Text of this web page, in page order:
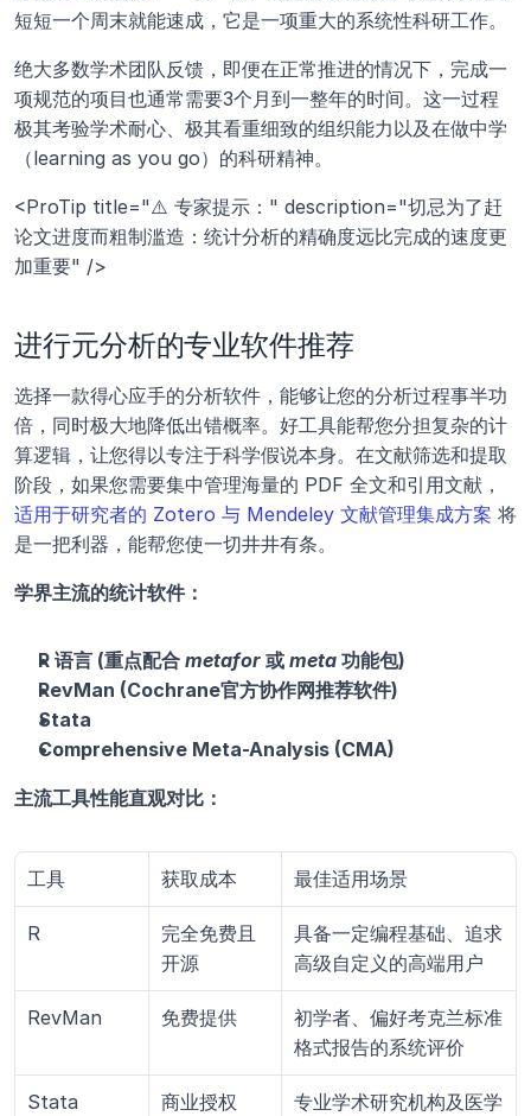
短短一个周末就能速成，它是一项重大的系统性科研工作。
绝大多数学术团队反馈，即便在正常推进的情况下，完成一
项规范的项目也通常需要3个月到一整年的时间。这一过程
极其考验学术耐心、极其看重细致的组织能力以及在做中学
（learning as you go）的科研精神。
<ProTip title="⚠️ 专家提示：" description="切忌为了赶
论文进度而粗制滥造：统计分析的精确度远比完成的速度更
加重要" />
进行元分析的专业软件推荐
选择一款得心应手的分析软件，能够让您的分析过程事半功
倍，同时极大地降低出错概率。好工具能帮您分担复杂的计
算逻辑，让您得以专注于科学假说本身。在文献筛选和提取
阶段，如果您需要集中管理海量的 PDF 全文和引用文献，
适用于研究者的 Zotero 与 Mendeley 文献管理集成方案 将
是一把利器，能帮您使一切井井有条。
学界主流的统计软件：
R 语言 (重点配合 metafor 或 meta 功能包)
RevMan (Cochrane官方协作网推荐软件)
Stata
Comprehensive Meta-Analysis (CMA)
主流工具性能直观对比：
工具 获取成本 最佳适用场景
R
完全免费且
开源
具备一定编程基础、追求
高级自定义的高端用户
RevMan 免费提供
初学者、偏好考克兰标准
格式报告的系统评价
Stata 商业授权
专业学术研究机构及医学